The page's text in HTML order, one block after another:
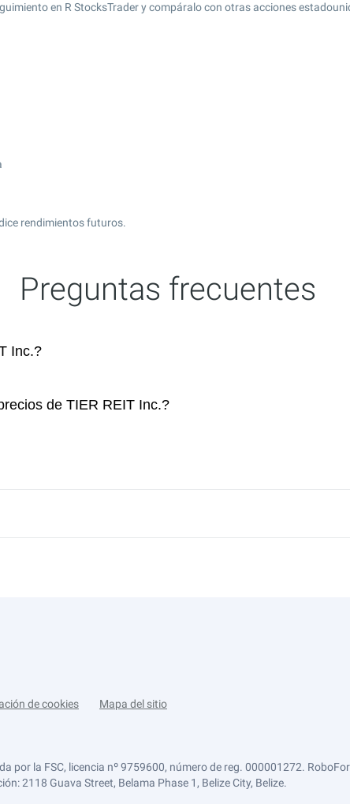
en R StocksTrader y compáralo con otras acciones
rendimientos futuros.
Preguntas frecuentes
Inc.?
de TIER REIT Inc.?
de cookies Mapa del sitio
por la FSC, licencia nº 9759600, número de reg. 000001272.
2118 Guava Street, Belama Phase 1, Belize City, Belize.